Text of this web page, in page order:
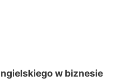
w biznesie